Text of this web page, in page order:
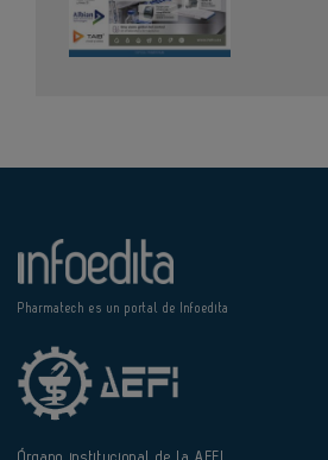
Pharmatech es un portal de Infoedita